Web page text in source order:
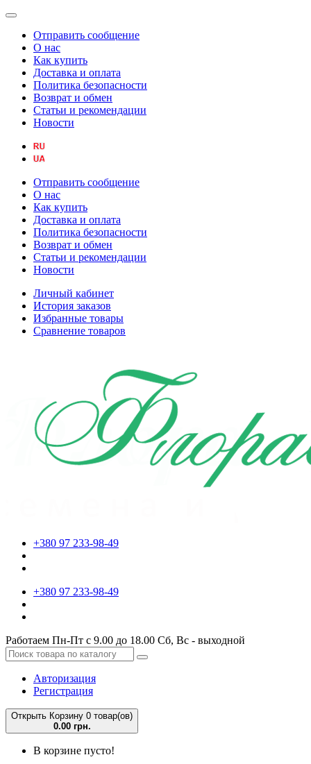
Отправить сообщение
О нас
Как купить
Доставка и оплата
Политика безопасности
Возврат и обмен
Статьи и рекомендации
Новости
Отправить сообщение
О нас
Как купить
Доставка и оплата
Политика безопасности
Возврат и обмен
Статьи и рекомендации
Новости
Личный кабинет
История заказов
Избранные товары
Сравнение товаров
+380 97 233-98-49
+380 97 233-98-49
Работаем Пн-Пт с 9.00 до 18.00 Сб, Вс - выходной
Авторизация
Регистрация
Открыть Корзину 0 товар(ов)
0.00 грн.
В корзине пусто!